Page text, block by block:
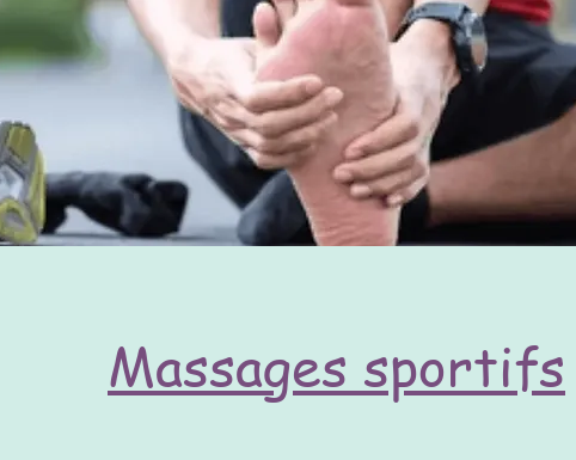
Massages sportifs